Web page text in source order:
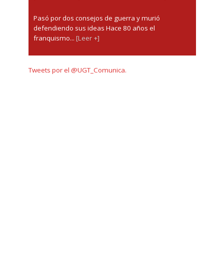
Pasó por dos consejos de guerra y murió
defendiendo sus ideas Hace 80 años el
franquismo... [Leer +]
Tweets por el @UGT_Comunica.